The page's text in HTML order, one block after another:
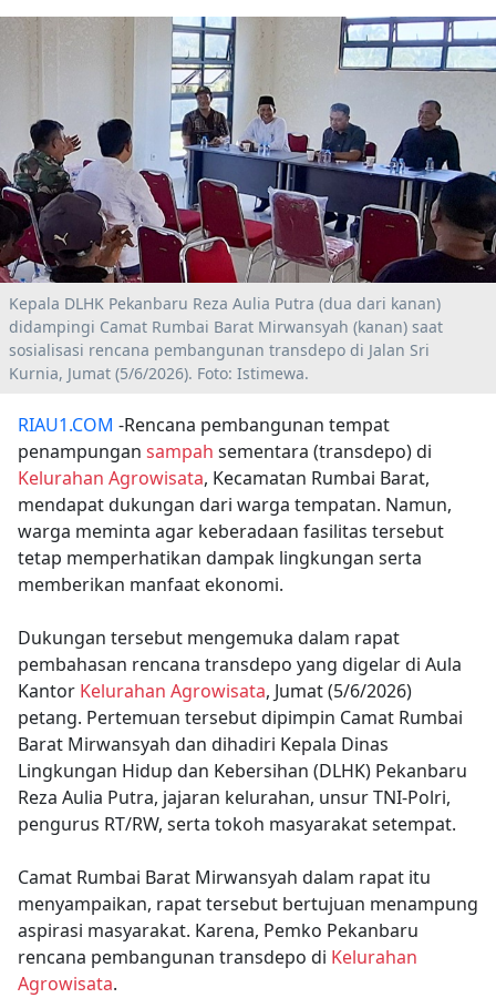
Kepala DLHK Pekanbaru Reza Aulia Putra (dua dari kanan)
didampingi Camat Rumbai Barat Mirwansyah (kanan) saat
sosialisasi rencana pembangunan transdepo di Jalan Sri
Kurnia, Jumat (5/6/2026). Foto: Istimewa.
RIAU1.COM -Rencana pembangunan tempat
penampungan sampah sementara (transdepo) di
Kelurahan Agrowisata, Kecamatan Rumbai Barat,
mendapat dukungan dari warga tempatan. Namun,
warga meminta agar keberadaan fasilitas tersebut
tetap memperhatikan dampak lingkungan serta
memberikan manfaat ekonomi.
Dukungan tersebut mengemuka dalam rapat
pembahasan rencana transdepo yang digelar di Aula
Kantor Kelurahan Agrowisata, Jumat (5/6/2026)
petang. Pertemuan tersebut dipimpin Camat Rumbai
Barat Mirwansyah dan dihadiri Kepala Dinas
Lingkungan Hidup dan Kebersihan (DLHK) Pekanbaru
Reza Aulia Putra, jajaran kelurahan, unsur TNI-Polri,
pengurus RT/RW, serta tokoh masyarakat setempat.
Camat Rumbai Barat Mirwansyah dalam rapat itu
menyampaikan, rapat tersebut bertujuan menampung
aspirasi masyarakat. Karena, Pemko Pekanbaru
rencana pembangunan transdepo di Kelurahan
Agrowisata.